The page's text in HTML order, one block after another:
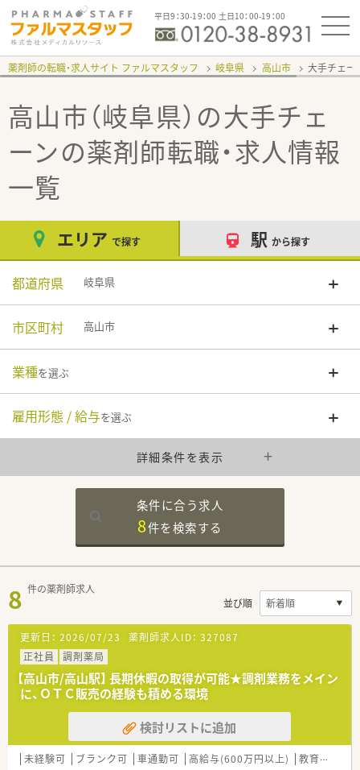
平日9：30-19：00 土日10：00-19：00
薬剤師の転職・求人サイト ファルマスタッフ 岐阜県 高山市 大手チェー
高山市（岐阜県）の大手チェ
ーンの薬剤師転職・求人情報
一覧
エリア で探す 駅 から探す
都道府県 岐阜県
市区町村 高山市
業種を選ぶ
雇用形態 / 給与を選ぶ
詳細条件を表示
条件に合う求人
8件を検索する
8 件の薬剤師求人
並び順
更新日： 2026/07/23 薬剤師求人ID： 327087
正社員
調剤薬局
【高山市/高山駅】 長期休暇の取得が可能★調剤業務をメイン
に、ＯＴＣ販売の経験も積める環境
検討リストに追加
未経験可 ブランク可 車通勤可 高給与(600万円以上) 教育制度あり